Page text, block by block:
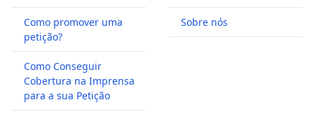
Como promover uma
petição?
Como Conseguir
Cobertura na Imprensa
para a sua Petição
Sobre nós